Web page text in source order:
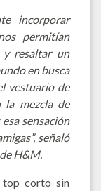
incorporar
permitían
resaltar un
en busca
vestuario de
la mezcla de
sensación
señaló
H&M.
top corto sin